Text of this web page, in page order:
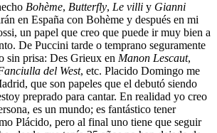
Bohème, Butterfly, Le villi y Gianni
en España con Bohème y después en mi
un papel que creo que puede ir muy bien a
De Puccini tarde o temprano seguramente
sin prisa: Des Grieux en Manon Lescaut,
del West, etc. Placido Domingo me
que son papeles que el debutó siendo
preprado para cantar. En realidad yo creo
es un mundo; es fantástico tener
Plácido, pero al final uno tiene que seguir